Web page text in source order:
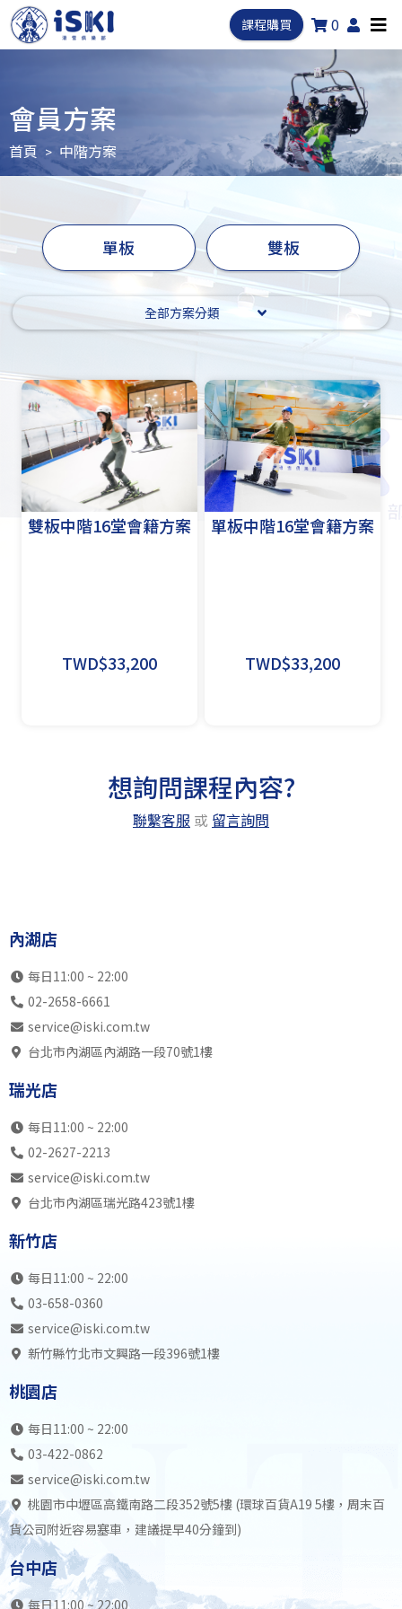
課程購買 0
會員方案
首頁 中階方案
單板 雙板
雙板中階16堂會籍方案
TWD$33,200
單板中階16堂會籍方案
TWD$33,200
想詢問課程內容?
聯繫客服 或 留言詢問
內湖店
每日11:00 ~ 22:00
02-2658-6661
service@iski.com.tw
台北市內湖區內湖路一段70號1樓
瑞光店
每日11:00 ~ 22:00
02-2627-2213
service@iski.com.tw
台北市內湖區瑞光路423號1樓
新竹店
每日11:00 ~ 22:00
03-658-0360
service@iski.com.tw
新竹縣竹北市文興路一段396號1樓
桃園店
每日11:00 ~ 22:00
03-422-0862
service@iski.com.tw
桃園市中壢區高鐵南路二段352號5樓 (環球百貨A19 5樓，周末百
貨公司附近容易塞車，建議提早40分鐘到)
台中店
每日11:00 ~ 22:00